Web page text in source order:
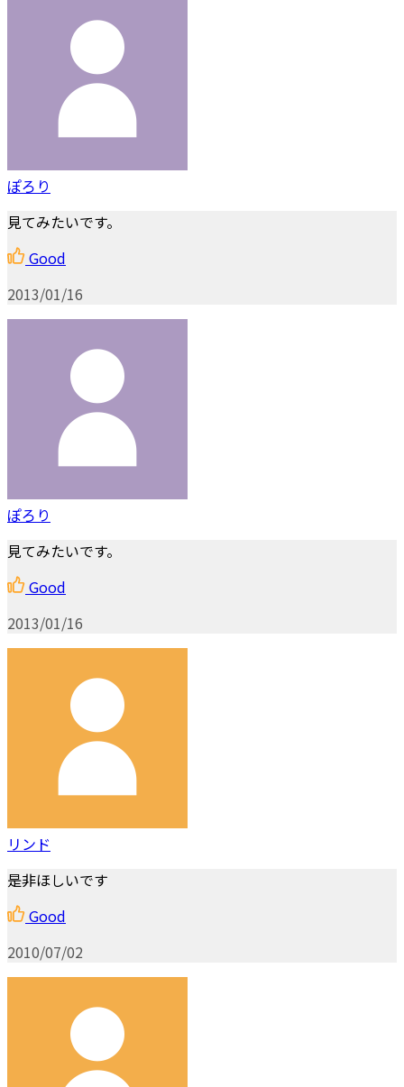
ぽろり
見てみたいです。
Good
2013/01/16
ぽろり
見てみたいです。
Good
2013/01/16
リンド
是非ほしいです
Good
2010/07/02